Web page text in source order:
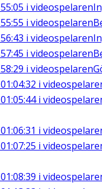
55:05 i videospelaren
55:55 i videospelaren
56:43 i videospelaren
57:45 i videospelaren
58:29 i videospelaren
01:04:32 i
01:05:44i
01:06:31 i
01:07:25 i
01:08:39 i